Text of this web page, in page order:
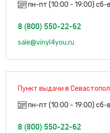
пн-пт (10:00 - 19:00) сб-
8 (800) 550-22-62
sale@vinyl4you.ru
Пункт выдачи в
пн-пт (10:00 - 19:00) сб-
8 (800) 550-22-62